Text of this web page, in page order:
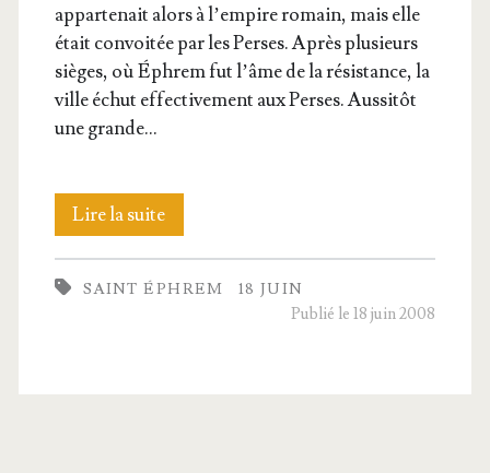
appar­te­nait alors à l’empire romain, mais elle
était convoi­tée par les Perses. Après plu­sieurs
sièges, où Éphrem fut l’âme de la résis­tance, la
ville échut effec­ti­ve­ment aux Perses. Aus­si­tôt
une grande…
Lire la suiteSaint
Éphrem,
Diacre
SAINT ÉPHREM
18 JUIN
Publié le 18 juin 2008